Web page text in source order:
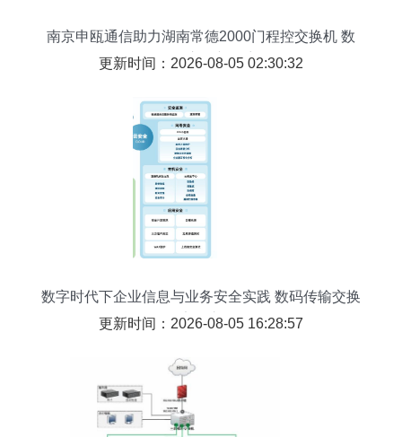
南京申瓯通信助力湖南常德2000门程控交换机 数
码传输交换新篇章
更新时间：2026-08-05 02:30:32
数字时代下企业信息与业务安全实践 数码传输交换
的安全之道
更新时间：2026-08-05 16:28:57